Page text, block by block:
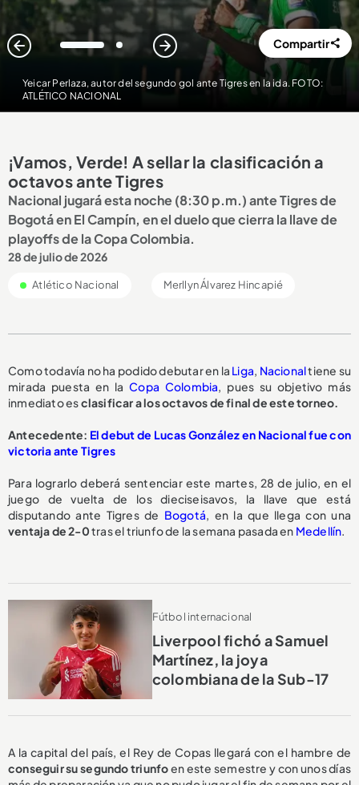
Yeicar Perlaza, autor del segundo gol ante Tigres en la ida. FOTO:
ATLÉTICO NACIONAL
1 2 Compartir
¡Vamos, Verde! A sellar la clasificación a
octavos ante Tigres
Nacional jugará esta noche (8:30 p.m.) ante Tigres de
Bogotá en El Campín, en el duelo que cierra la llave de
playoffs de la Copa Colombia.
28 de julio de 2026
Atlético Nacional Merllyn Álvarez Hincapié
Como todavía no ha podido debutar en la Liga, Nacionaltiene su
mirada puesta en laCopa Colombia, pues su objetivo más
inmediato esclasificar a los octavos de final de este torneo.
Antecedente: El debut de Lucas González en Nacional fue con
victoria ante Tigres
Para lograrlo deberá sentenciar este martes, 28 de julio, en el
juego de vuelta de los dieciseisavos, la llave que está
disputando ante Tigres de Bogotá, en la que llega con una
ventaja de 2-0tras el triunfo de la semana pasada en Medellín.
Fútbol internacional
Liverpool fichó a Samuel
Martínez, la joya
colombiana de la Sub-17
A la capital del país, el Rey de Copas llegará con el hambre de
conseguir su segundo triunfoen este semestre y con unos días